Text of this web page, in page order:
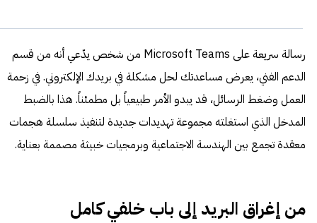
رسالة سريعة على Microsoft Teams من شخص يدّعي أنه من قسم
الدعم الفني، يعرض مساعدتك لحل مشكلة في بريدك الإلكتروني. في زحمة
العمل وضغط الرسائل، قد يبدو الأمر طبيعياً بل مطمئناً. هذا بالضبط
المدخل الذي استغلته مجموعة تهديدات جديدة لتنفيذ سلسلة هجمات
معقدة تجمع بين الهندسة الاجتماعية وبرمجيات خبيثة مصممة بعناية.
من إغراق البريد إلى باب خلفي كامل